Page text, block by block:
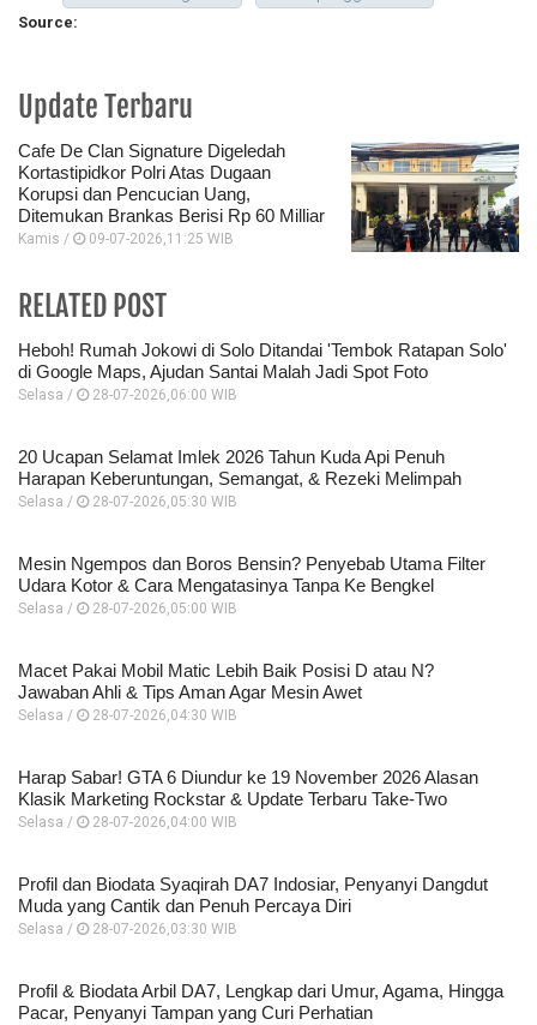
Source:
Update Terbaru
Cafe De Clan Signature Digeledah
Kortastipidkor Polri Atas Dugaan
Korupsi dan Pencucian Uang,
Ditemukan Brankas Berisi Rp 60 Milliar
Kamis / 09-07-2026,11:25 WIB
RELATED POST
Heboh! Rumah Jokowi di Solo Ditandai 'Tembok Ratapan Solo'
di Google Maps, Ajudan Santai Malah Jadi Spot Foto
Selasa / 28-07-2026,06:00 WIB
20 Ucapan Selamat Imlek 2026 Tahun Kuda Api Penuh
Harapan Keberuntungan, Semangat, & Rezeki Melimpah
Selasa / 28-07-2026,05:30 WIB
Mesin Ngempos dan Boros Bensin? Penyebab Utama Filter
Udara Kotor & Cara Mengatasinya Tanpa Ke Bengkel
Selasa / 28-07-2026,05:00 WIB
Macet Pakai Mobil Matic Lebih Baik Posisi D atau N?
Jawaban Ahli & Tips Aman Agar Mesin Awet
Selasa / 28-07-2026,04:30 WIB
Harap Sabar! GTA 6 Diundur ke 19 November 2026 Alasan
Klasik Marketing Rockstar & Update Terbaru Take-Two
Selasa / 28-07-2026,04:00 WIB
Profil dan Biodata Syaqirah DA7 Indosiar, Penyanyi Dangdut
Muda yang Cantik dan Penuh Percaya Diri
Selasa / 28-07-2026,03:30 WIB
Profil & Biodata Arbil DA7, Lengkap dari Umur, Agama, Hingga
Pacar, Penyanyi Tampan yang Curi Perhatian